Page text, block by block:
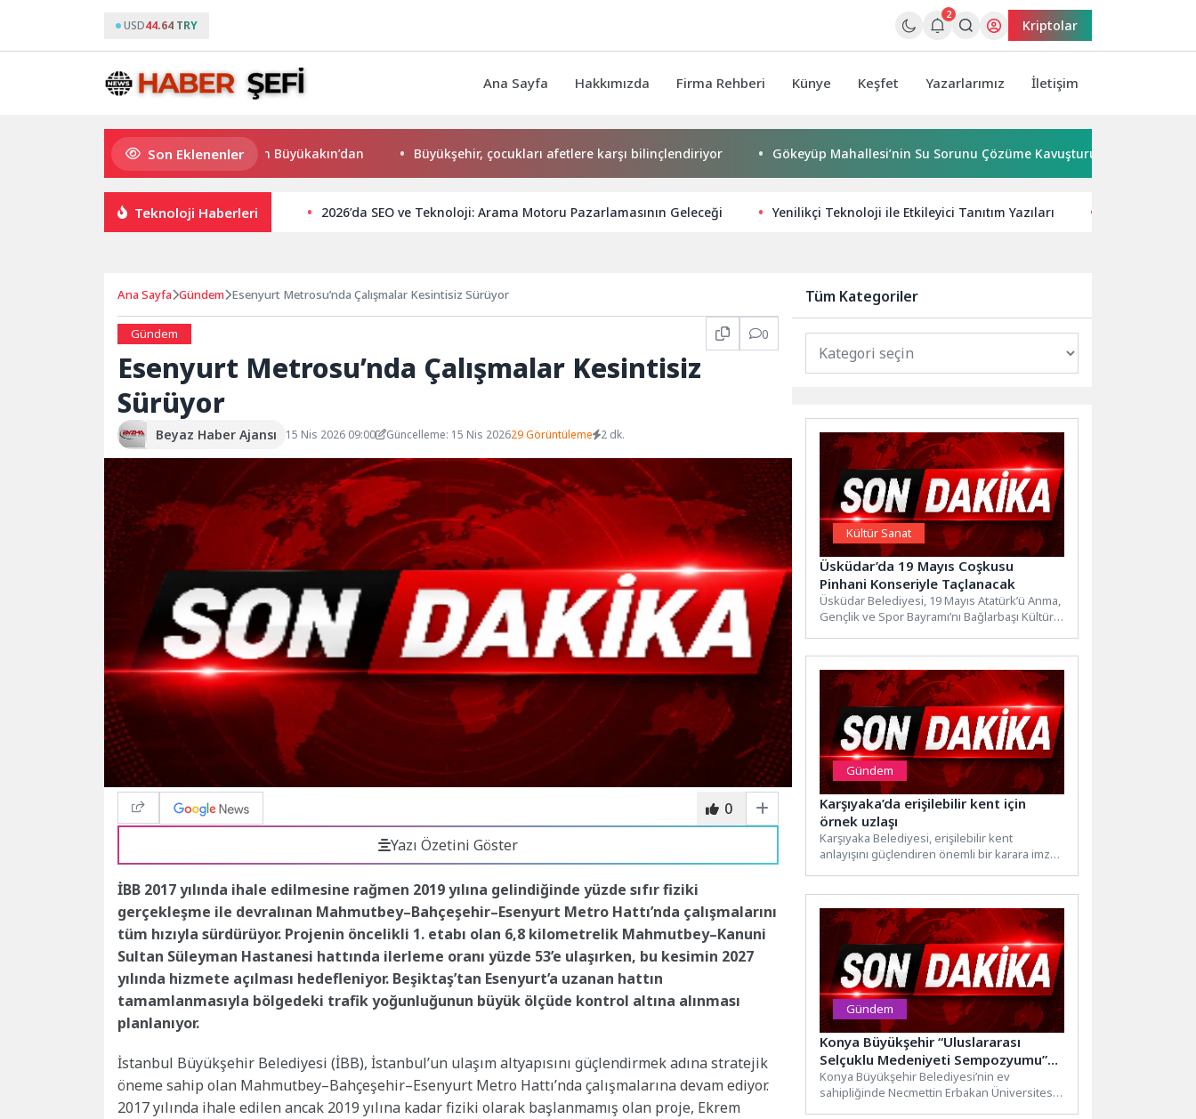
USD44.64 TRY
2
Kriptolar
Ana Sayfa Hakkımızda Firma Rehberi Künye Keşfet Yazarlarımız İletişim
Son Eklenenler
Süper Enduro’da start Başkan Büyükakın’dan Büyükşehir, çocukları afetlere karşı bilinçlendiriyor Gökeyüp Mahallesi’nin Su Sorunu Çözüme Kavuşturuldu
Teknoloji Haberleri 2026’da SEO ve Teknoloji: Arama Motoru Pazarlamasının Geleceği Yenilikçi Teknoloji ile Etkileyici Tanıtım Yazıları
Ana Sayfa Gündem Esenyurt Metrosu’nda Çalışmalar Kesintisiz Sürüyor
Gündem 0
Esenyurt Metrosu’nda Çalışmalar Kesintisiz
Sürüyor
Beyaz Haber Ajansı 15 Nis 2026 09:00 Güncelleme: 15 Nis 202629 Görüntüleme 2 dk.
0
Yazı Özetini Göster
İBB 2017 yılında ihale edilmesine rağmen 2019 yılına gelindiğinde yüzde sıfır fiziki
gerçekleşme ile devralınan Mahmutbey–Bahçeşehir–Esenyurt Metro Hattı’nda çalışmalarını
tüm hızıyla sürdürüyor. Projenin öncelikli 1. etabı olan 6,8 kilometrelik Mahmutbey–Kanuni
Sultan Süleyman Hastanesi hattında ilerleme oranı yüzde 53’e ulaşırken, bu kesimin 2027
yılında hizmete açılması hedefleniyor. Beşiktaş’tan Esenyurt’a uzanan hattın
tamamlanmasıyla bölgedeki trafik yoğunluğunun büyük ölçüde kontrol altına alınması
planlanıyor.
İstanbul Büyükşehir Belediyesi (İBB), İstanbul’un ulaşım altyapısını güçlendirmek adına stratejik
öneme sahip olan Mahmutbey–Bahçeşehir–Esenyurt Metro Hattı’nda çalışmalarına devam ediyor.
2017 yılında ihale edilen ancak 2019 yılına kadar fiziki olarak başlanmamış olan proje, Ekrem
Tüm Kategoriler
Kültür Sanat
Üsküdar’da 19 Mayıs Coşkusu
Pinhani Konseriyle Taçlanacak
Üsküdar Belediyesi, 19 Mayıs Atatürk’ü Anma,
Gençlik ve Spor Bayramı’nı Bağlarbaşı Kültür
Gündem
Karşıyaka’da erişilebilir kent için
örnek uzlaşı
Karşıyaka Belediyesi, erişilebilir kent
anlayışını güçlendiren önemli bir karara imza
Gündem
Konya Büyükşehir “Uluslararası
Selçuklu Medeniyeti Sempozyumu”na
Ev Sahipliği Yapıyor
Konya Büyükşehir Belediyesi’nin ev
sahipliğinde Necmettin Erbakan Üniversitesi,